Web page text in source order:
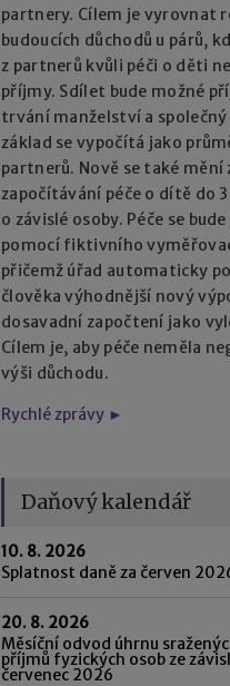
partnery. Cílem je vyrovnat
budoucích důchodů u párů,
z partnerů kvůli péči o děti
příjmy. Sdílet bude možné
trvání manželství a
základ se vypočítá jako
partnerů. Nově se také mění
započítávání péče o dítě do
o závislé osoby. Péče se
pomocí fiktivního
přičemž úřad automaticky
člověka výhodnější nový
dosavadní započtení jako
Cílem je, aby péče neměla
výši důchodu.
Rychlé zprávy ►
Daňový kalendář
10. 8. 2026
Splatnost daně za červen
20. 8. 2026
Měsíční odvod úhrnu
příjmů fyzických osob ze
červenec 2026